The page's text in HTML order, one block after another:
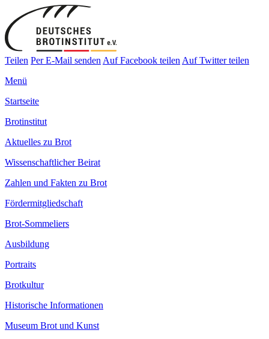
Teilen Per E-Mail senden Auf Facebook teilen Auf Twitter teilen
Menü
Startseite
Brotinstitut
Aktuelles zu Brot
Wissenschaftlicher Beirat
Zahlen und Fakten zu Brot
Fördermitgliedschaft
Brot-Sommeliers
Ausbildung
Portraits
Brotkultur
Historische Informationen
Museum Brot und Kunst